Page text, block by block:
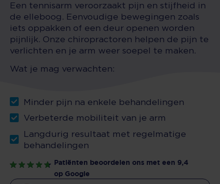
Een tennisarm veroorzaakt pijn en stijfheid in
de elleboog. Eenvoudige bewegingen zoals
iets oppakken of een deur openen worden
pijnlijk. Onze chiropractoren helpen de pijn te
verlichten en je arm weer soepel te maken.
Wat je mag verwachten:
Minder pijn na enkele behandelingen
Verbeterde mobiliteit van je arm
Langdurig resultaat met regelmatige
behandelingen
Patiënten beoordelen ons met een 9,4
op Google